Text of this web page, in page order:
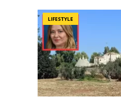
LIFESTYLE